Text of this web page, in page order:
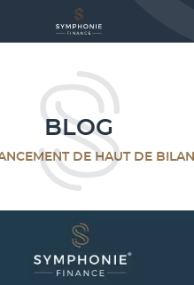
BLOG
DE HAUT DE BILAN